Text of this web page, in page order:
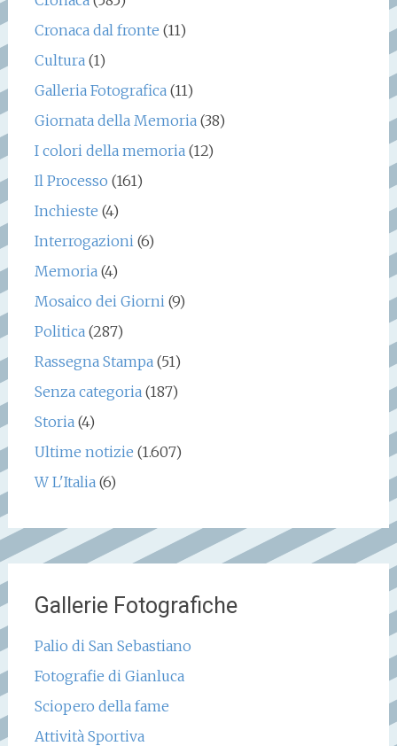
Cronaca dal fronte (11)
Cultura(1)
Galleria Fotografica(11)
Giornata della Memoria(38)
I colori della memoria(12)
Il Processo (161)
Inchieste (4)
Interrogazioni(6)
Memoria(4)
Mosaico dei Giorni(9)
Politica(287)
Rassegna Stampa(51)
Senza categoria(187)
Storia(4)
Ultime notizie (1.607)
W L'Italia(6)
Gallerie Fotografiche
Palio di San Sebastiano
Fotografie di Gianluca
Sciopero della fame
Attività Sportiva